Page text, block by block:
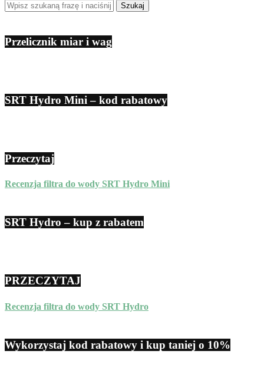
Przelicznik miar i wag
SRT Hydro Mini – kod rabatowy
Przeczytaj
Recenzja filtra do wody SRT Hydro Mini
SRT Hydro – kup z rabatem
PRZECZYTAJ
Recenzja filtra do wody SRT Hydro
Wykorzystaj kod rabatowy i kup taniej o 10%